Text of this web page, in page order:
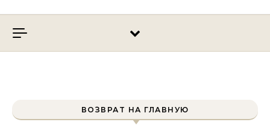
ВОЗВРАТ НА ГЛАВНУЮ